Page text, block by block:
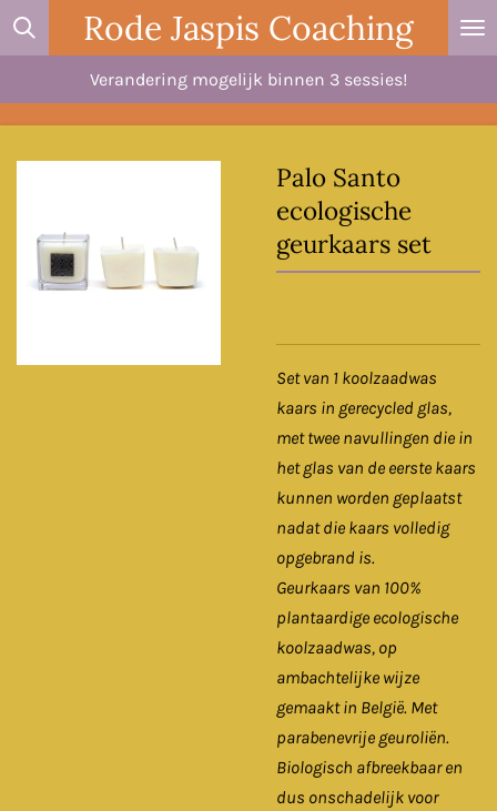
Ga
direct
Rode Jaspis Coaching
Verandering mogelijk binnen 3 sessies!
Palo Santo
ecologische
geurkaars set
Set van 1 koolzaadwas
kaars in gerecycled glas,
met twee navullingen die in
het glas van de eerste kaars
kunnen worden geplaatst
nadat die kaars volledig
opgebrand is.
Geurkaars van 100%
plantaardige ecologische
koolzaadwas, op
ambachtelijke wijze
gemaakt in België. Met
parabenevrije geuroliën.
Biologisch afbreekbaar en
dus onschadelijk voor